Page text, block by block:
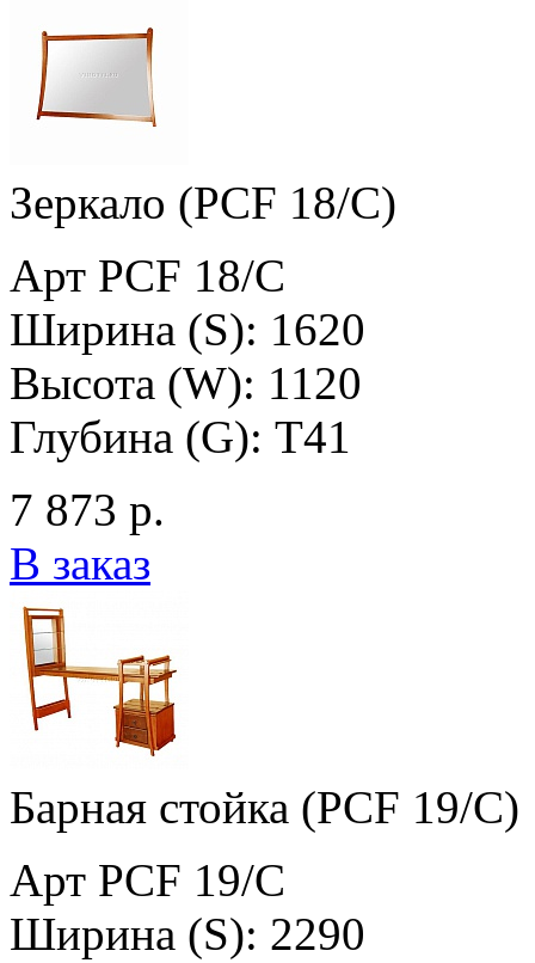
Зеркало (PCF 18/C)
Арт PCF 18/C
Ширина (S): 1620
Высота (W): 1120
Глубина (G): T41
7 873 р.
В заказ
Барная стойка (PCF 19/C)
Арт PCF 19/C
Ширина (S): 2290